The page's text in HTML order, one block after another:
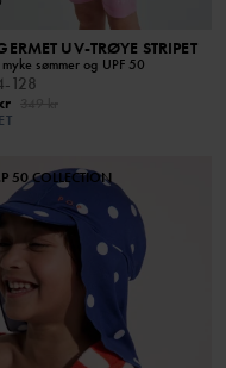
UV-TRØYE STRIPET
myke sømmer og UPF 50
128
50 COLLECTION